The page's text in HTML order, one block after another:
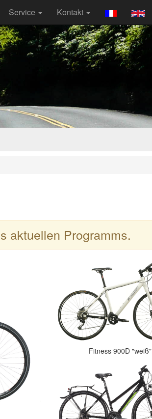
Service Kontakt
aktuellen Programms.
Fitness 900D "weiß"